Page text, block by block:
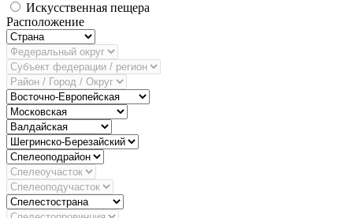
Искусственная пещера
Расположение